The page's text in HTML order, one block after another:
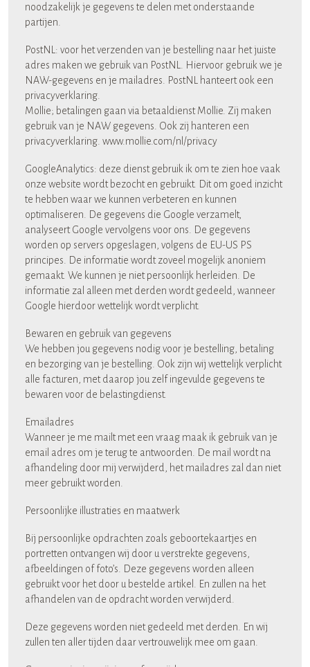
noodzakelijk je gegevens te delen met onderstaande
partijen.
PostNL: voor het verzenden van je bestelling naar het juiste
adres maken we gebruik van PostNL. Hiervoor gebruik we je
NAW-gegevens en je mailadres. PostNL hanteert ook een
privacyverklaring.
Mollie; betalingen gaan via betaaldienst Mollie. Zij maken
gebruik van je NAW gegevens. Ook zij hanteren een
privacyverklaring. www.mollie.com/nl/privacy
GoogleAnalytics: deze dienst gebruik ik om te zien hoe vaak
onze website wordt bezocht en gebruikt. Dit om goed inzicht
te hebben waar we kunnen verbeteren en kunnen
optimaliseren. De gegevens die Google verzamelt,
analyseert Google vervolgens voor ons. De gegevens
worden op servers opgeslagen, volgens de EU-US PS
principes. De informatie wordt zoveel mogelijk anoniem
gemaakt. We kunnen je niet persoonlijk herleiden. De
informatie zal alleen met derden wordt gedeeld, wanneer
Google hierdoor wettelijk wordt verplicht.
Bewaren en gebruik van gegevens
We hebben jou gegevens nodig voor je bestelling, betaling
en bezorging van je bestelling. Ook zijn wij wettelijk verplicht
alle facturen, met daarop jou zelf ingevulde gegevens te
bewaren voor de belastingdienst.
Emailadres
Wanneer je me mailt met een vraag maak ik gebruik van je
email adres om je terug te antwoorden. De mail wordt na
afhandeling door mij verwijderd, het mailadres zal dan niet
meer gebruikt worden.
Persoonlijke illustraties en maatwerk
Bij persoonlijke opdrachten zoals geboortekaartjes en
portretten ontvangen wij door u verstrekte gegevens,
afbeeldingen of foto’s. Deze gegevens worden alleen
gebruikt voor het door u bestelde artikel. En zullen na het
afhandelen van de opdracht worden verwijderd.
Deze gegevens worden niet gedeeld met derden. En wij
zullen ten aller tijden daar vertrouwelijk mee om gaan.